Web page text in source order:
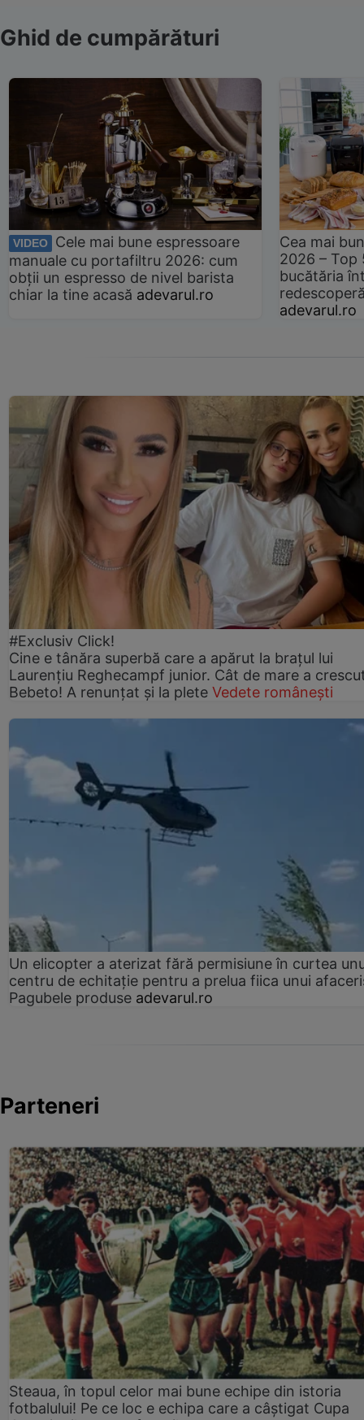
Ghid de cumpărături
VIDEO
Cele mai bune espressoare
manuale cu portafiltru 2026: cum
obții un espresso de nivel barista
chiar la tine acasă adevarul.ro
Cea mai
2026 –
bucătăria
adevarul.ro
#Exclusiv Click!
Cine e tânăra superbă care a apărut la brațul lui
Laurențiu Reghecampf junior. Cât de mare a
Bebeto! A renunțat și la plete Vedete românești
Un elicopter a aterizat fără permisiune în curtea
centru de echitație pentru a prelua fiica unui
Pagubele produse adevarul.ro
Parteneri
Steaua, în topul celor mai bune echipe din istoria
fotbalului! Pe ce loc e echipa care a câştigat Cupa